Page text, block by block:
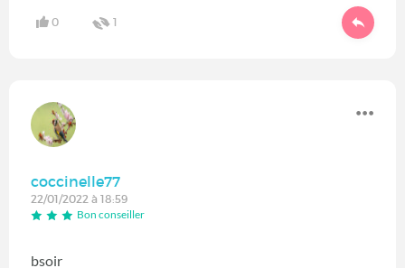
0 1
coccinelle77
22/01/2022 à 18:59
Bon conseiller
bsoir